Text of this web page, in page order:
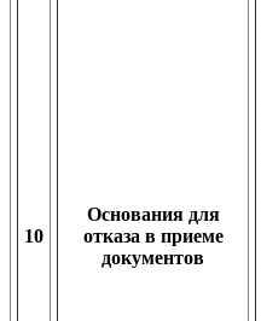
10
Основания для
отказа в приеме
документов